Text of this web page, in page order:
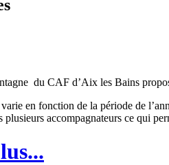
du CAF d’Aix les Bains
en fonction de la période de
plusieurs accompagnateurs ce qui